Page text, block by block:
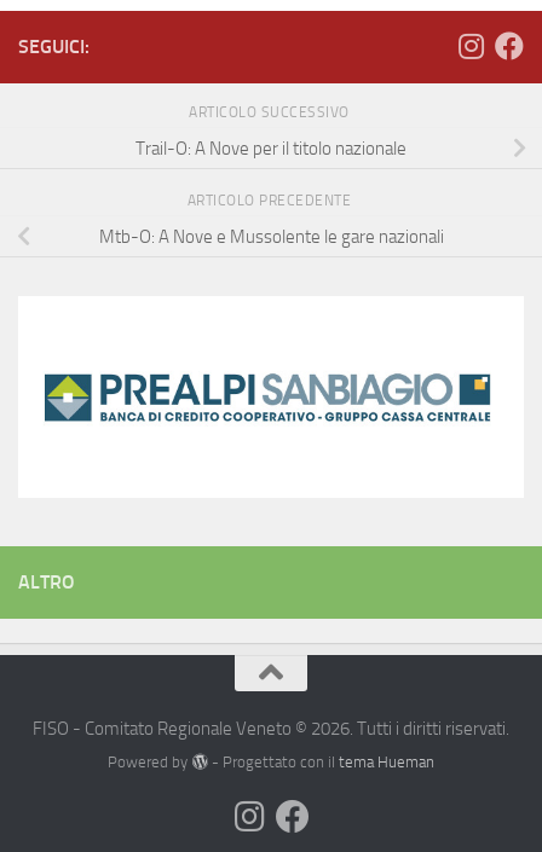
SEGUICI:
ARTICOLO SUCCESSIVO
Trail-O: A Nove per il titolo nazionale
ARTICOLO PRECEDENTE
Mtb-O: A Nove e Mussolente le gare nazionali
ALTRO
FISO - Comitato Regionale Veneto © 2026. Tutti i diritti riservati.
Powered by - Progettato con il tema Hueman